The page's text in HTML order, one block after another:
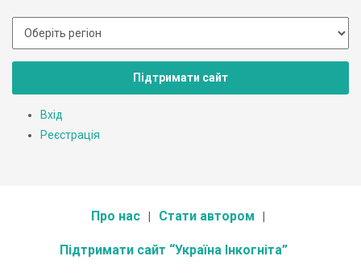
Підтримати сайт
Вхід
Реєстрація
Про нас Стати автором
Підтримати сайт “Україна Інкогніта”